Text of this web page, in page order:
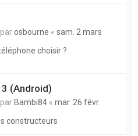
osbourne « sam. 2 mars
choisir ?
3 (Android)
Bambi84 « mar. 26 févr.
constructeurs